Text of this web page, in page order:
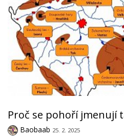
Proč se pohoří jmenují
Baobaab 25. 2. 2025